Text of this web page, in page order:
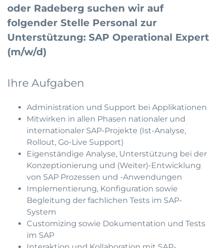
oder Radeberg suchen wir auf
folgender Stelle Personal zur
Unterstützung: SAP Operational Expert
(m/w/d)
Ihre Aufgaben
Administration und Support bei Applikationen
Mitwirken in allen Phasen nationaler und
internationaler SAP-Projekte (Ist-Analyse,
Rollout, Go-Live Support)
Eigenständige Analyse, Unterstützung bei der
Konzeptionierung und (Weiter)-Entwicklung
von SAP Prozessen und -Anwendungen
Implementierung, Konfiguration sowie
Begleitung der fachlichen Tests im SAP-
System
Customizing sowie Dokumentation und Tests
im SAP